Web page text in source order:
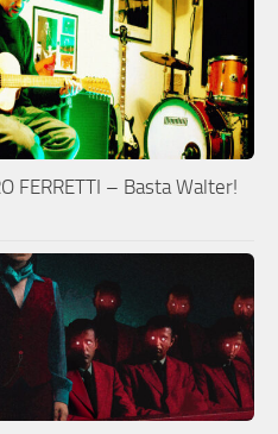
FERRETTI – Basta Walter!